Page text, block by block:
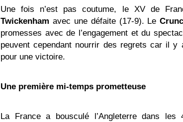
Une fois n’est pas coutume, le XV de
Twickenham avec une défaite (17-9). Le
promesses avec de l’engagement et du
peuvent cependant nourrir des regrets car il y
pour une victoire.
Une première mi-temps prometteuse
La France a bousculé l’Angleterre dans les